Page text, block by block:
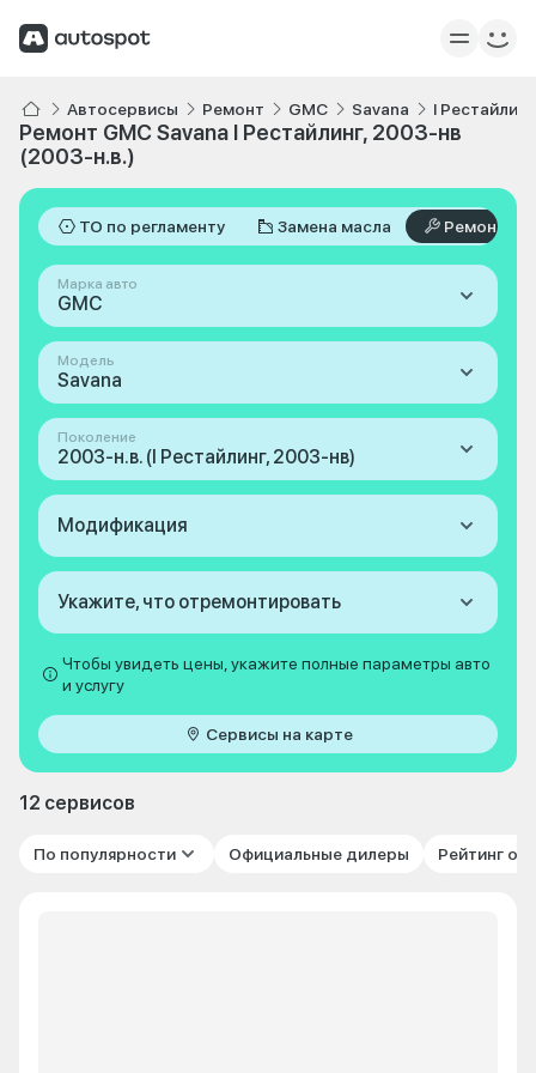
Автосервисы Ремонт GMC Savana I
Ремонт GMC Savana I Рестайлинг, 2003-нв
(2003-н.в.)
ТО по регламенту Замена масла Ремонт
Марка авто
GMC
Модель
Savana
Поколение
2003-н.в. (I Рестайлинг, 2003-нв)
Модификация
Укажите, что отремонтировать
Чтобы увидеть цены, укажите полные параметры авто
и услугу
Сервисы на карте
12 сервисов
По популярности Официальные дилеры Рейтинг